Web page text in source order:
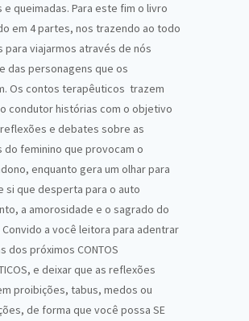
e queimadas. Para este fim o livro
em 4 partes, nos trazendo ao todo
para viajarmos através de nós
das personagens que os
Os contos terapêuticos trazem
condutor histórias com o objetivo
e debates sobre as
do feminino que provocam o
enquanto gera um olhar para
si que desperta para o auto
a amorosidade e o sagrado do
Convido a você leitora para adentrar
dos próximos CONTOS
e deixar que as reflexões
proibições, tabus, medos ou
de forma que você possa SE